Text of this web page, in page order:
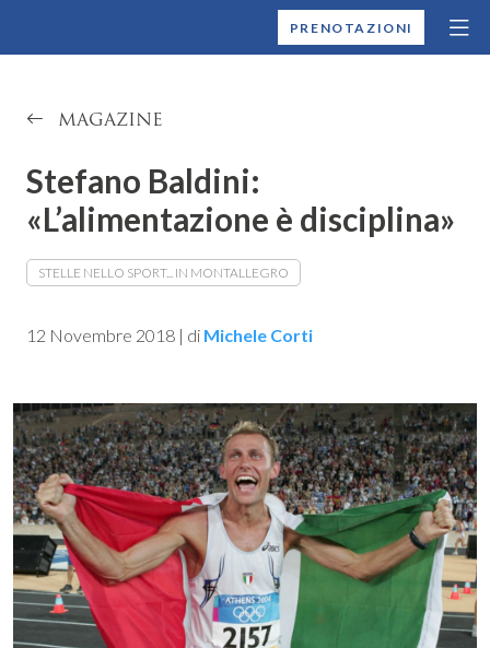
MONTALLEGROPRENOTAZIONI
MAGAZINE
Stefano Baldini:
«L’alimentazione è disciplina»
STELLE NELLO SPORT... IN MONTALLEGRO
12 Novembre 2018 | di Michele Corti